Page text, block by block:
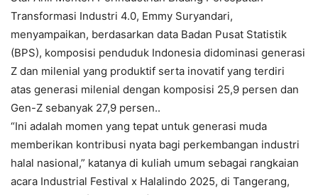
Transformasi Industri 4.0, Emmy Suryandari,
menyampaikan, berdasarkan data Badan Pusat Statistik
(BPS), komposisi penduduk Indonesia didominasi generasi
Z dan milenial yang produktif serta inovatif yang terdiri
atas generasi milenial dengan komposisi 25,9 persen dan
Gen-Z sebanyak 27,9 persen..
“Ini adalah momen yang tepat untuk generasi muda
memberikan kontribusi nyata bagi perkembangan industri
halal nasional,” katanya di kuliah umum sebagai rangkaian
acara Industrial Festival x Halalindo 2025, di Tangerang,